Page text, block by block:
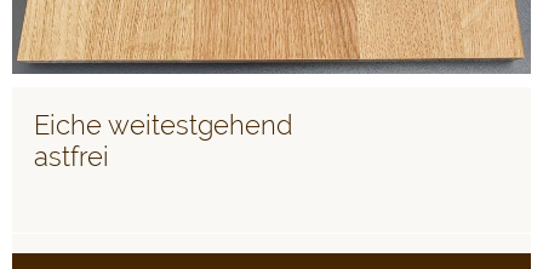
Eiche weitestgehend
astfrei